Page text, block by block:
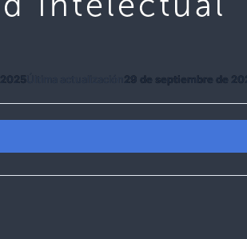
29 de septiembre de